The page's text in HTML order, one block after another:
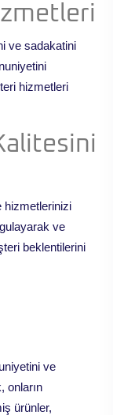
ve sadakatini
hizmetleri
hizmetlerinizi
ve
beklentilerini
ve
onların
ürünler,